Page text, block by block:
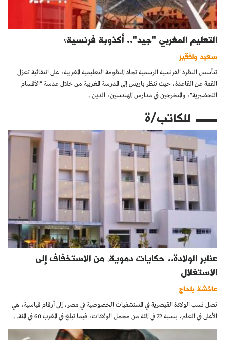
التعليم المغربي "جيد".. أكذوبة فرنسية؟
سعيد ولفقير
تتأسس النظرة الفرنسية الرسمية تجاه المنظومة التعليمية المغربية، على انتقائية تعزل
القمة عن القاعدة، حيث تنظر باريس إلى المدرسة المغربية من خلال عدسة "الأقسام
التحضيرية"، والمتخرجين في مدارس المهندسين، الذين...
للكاتب/ة
عنابر الولادة.. حكايات دموية، من الاستخفاف إلى
الاستغلال
عائشة بلحاج
تصل نسب الولادة القيصرية في المستشفيات الخصوصية في مصر، إلى أرقام قياسية، هي
الأعلى في العام، بنسبة 72 في المئة من مجمل الولادات، فيما تبلغ في المغرب 60 في المئة....